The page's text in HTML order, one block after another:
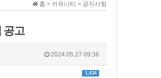
홈 > 커뮤니티 > 공지사항
공고
2024.05.27 09:36
1,634